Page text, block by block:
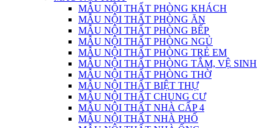
MẪU NỘI THẤT PHÒNG KHÁCH
MẪU NỘI THẤT PHÒNG ĂN
MẪU NỘI THẤT PHÒNG BẾP
MẪU NỘI THẤT PHÒNG NGỦ
MẪU NỘI THẤT PHÒNG TRẺ EM
MẪU NỘI THẤT PHÒNG TẮM, VỆ SINH
MẪU NỘI THẤT PHÒNG THỜ
MẪU NỘI THẤT BIỆT THỰ
MẪU NỘI THẤT CHUNG CƯ
MẪU NỘI THẤT NHÀ CẤP 4
MẪU NỘI THẤT NHÀ PHỐ